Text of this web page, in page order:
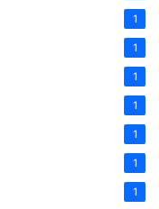
1
1
1
1
1
1
1